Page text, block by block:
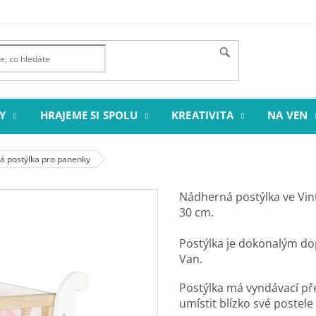
HRAJEME SI SPOLU KREATIVITA NA VEN
postýlka pro panenky
Nádherná postýlka ve
30 cm.
Postýlka je dokonalým
Van.
Postýlka má vyndávací
umístit blízko své